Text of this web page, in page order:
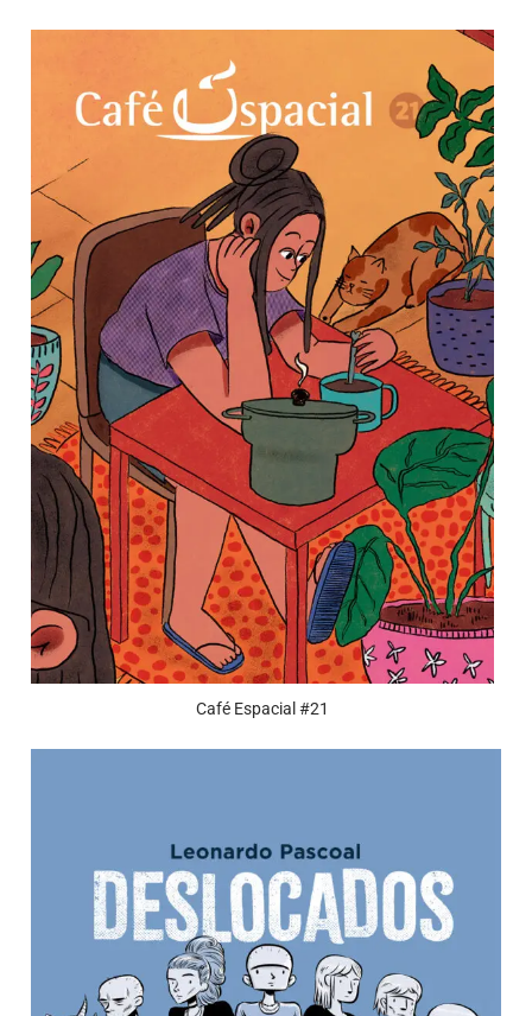
Café Espacial #21